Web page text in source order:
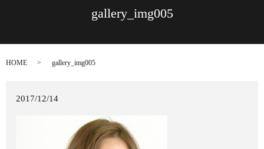
gallery_img005
HOME gallery_img005
2017/12/14